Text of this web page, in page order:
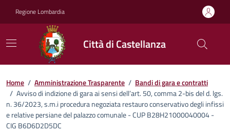
Regione Lombardia
Città di Castellanza
Dettagli dell'ufficio
Home / Amministrazione Trasparente / Bandi di gara e contratti
/ Avviso di indizione di gara ai sensi dell’art. 50, comma 2-bis del d. lgs.
n. 36/2023, s.m.i procedura negoziata restauro conservativo degli infissi
e relative persiane del palazzo comunale - CUP B28H21000040004 -
CIG B6D6D2D5DC